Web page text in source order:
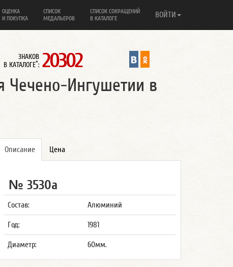
ОЦЕНКА
И ПОКУПКА
СПИСОК
МЕДАЛЬЕРОВ
СПИСОК СОКРАЩЕНИЙ
В КАТАЛОГЕ
ВОЙТИ
ЗНАКОВ
В КАТАЛОГЕ*: 20302
Чечено-Ингушетии в
Описание Цена
№ 3530а
Состав: Алюминий
Год: 1981
Диаметр: 60мм.